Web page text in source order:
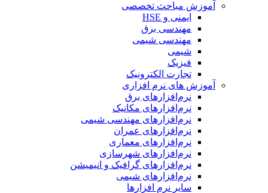
آموزش مباحث تخصصی
ایمنی و HSE
مهندسی برق
مهندسی شیمی
شیمی
فیزیک
تجارت الکترونیک
آموزش های نرم افزاری
نرم‌افزارهای برق
نرم‌افزارهای مکانیک
نرم‌افزارهای مهندسی شیمی
نرم‌افزارهای عمران
نرم‌افزارهای معماری
نرم‌افزارهای شهرسازی
نرم‌افزارهای گرافیک و انیمیشن
نرم‌افزارهای شیمی
سایر نرم افزارها